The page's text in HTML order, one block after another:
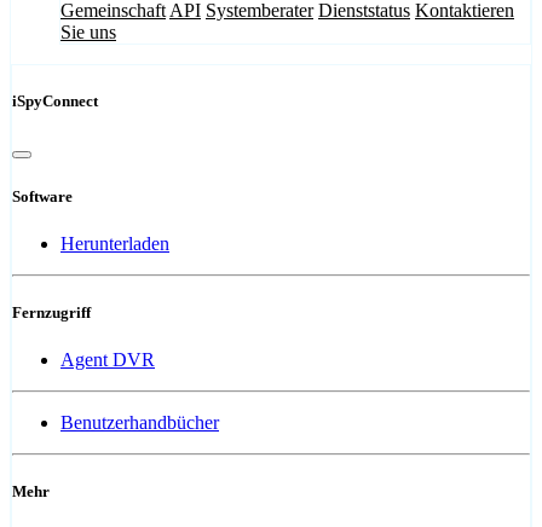
Gemeinschaft API Systemberater Dienststatus Kontaktieren
Sie uns
iSpyConnect
Software
Herunterladen
Fernzugriff
Agent DVR
Benutzerhandbücher
Mehr